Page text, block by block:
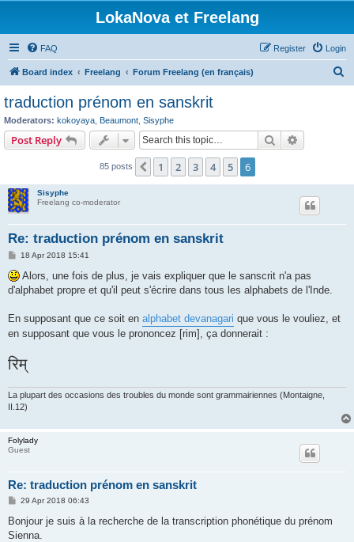
LokaNova et Freelang
FAQ Login
Register
Board index Freelang Forum Freelang (en français)
traduction prénom en sanskrit
Moderators: kokoyaya Beaumont Sisyphe
Post Reply Search
85 posts Previous
1 2 3 4 5 6
Sisyphe
Freelang co-moderator
Re: traduction prénom en sanskrit
P
s
t
18 Apr 2018 15:41
Alors, une fois de plus, je vais expliquer que le sanscrit n'a pas
d'alphabet propre et qu'il peut s'écrire dans tous les alphabets de l'Inde.
En supposant que ce soit en alphabet devanagari que vous le vouliez, et
en supposant que vous le prononcez [rim], ça donnerait :
रिम्
La plupart des occasions des troubles du monde sont grammairiennes (Montaigne,
II.12)
Folylady
Guest
Re: traduction prénom en sanskrit
P
s
29 Apr 2018 06:43
Bonjour je suis à la recherche de la transcription phonétique du prénom
Sienna.